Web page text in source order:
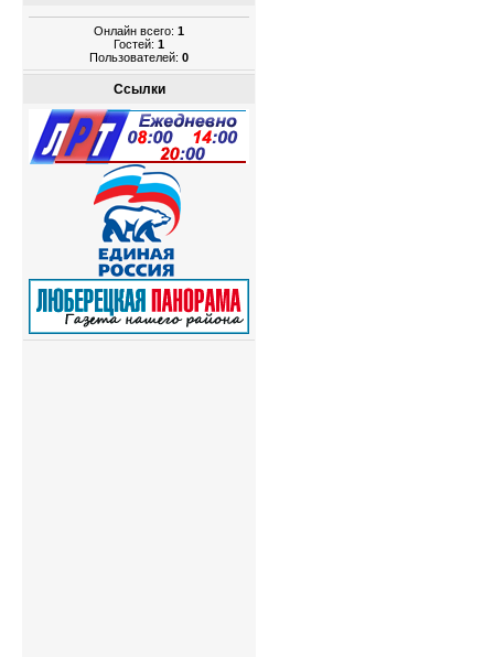
Онлайн всего: 1
Гостей: 1
Пользователей: 0
Ссылки